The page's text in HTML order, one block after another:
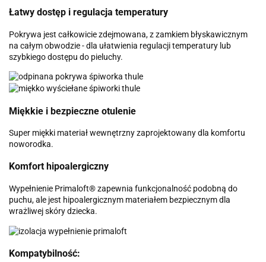
Łatwy dostęp i regulacja temperatury
Pokrywa jest całkowicie zdejmowana, z zamkiem błyskawicznym
na całym obwodzie - dla ułatwienia regulacji temperatury lub
szybkiego dostępu do pieluchy.
Miękkie i bezpieczne otulenie
Super miękki materiał wewnętrzny zaprojektowany dla komfortu
noworodka.
Komfort hipoalergiczny
Wypełnienie Primaloft® zapewnia funkcjonalność podobną do
puchu, ale jest hipoalergicznym materiałem bezpiecznym dla
wrażliwej skóry dziecka.
Kompatybilność: